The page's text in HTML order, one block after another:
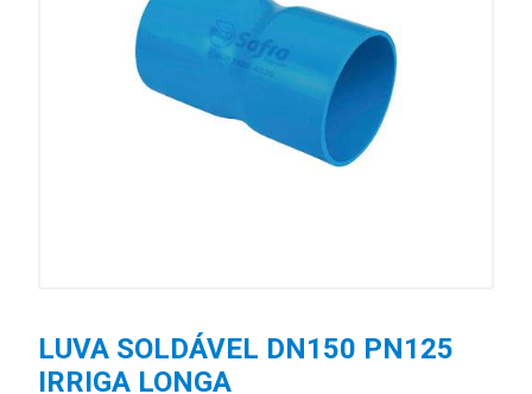
LUVA SOLDÁVEL DN150 PN125
IRRIGA LONGA